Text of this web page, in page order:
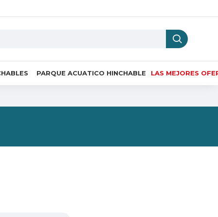
PARQUE ACUATICO HINCHABLE LAS MEJORES